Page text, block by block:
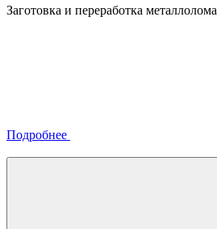
Заготовка и переработка металлолома
Подробнее